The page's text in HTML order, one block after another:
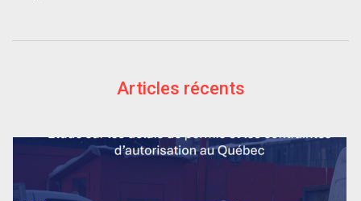
Articles récents